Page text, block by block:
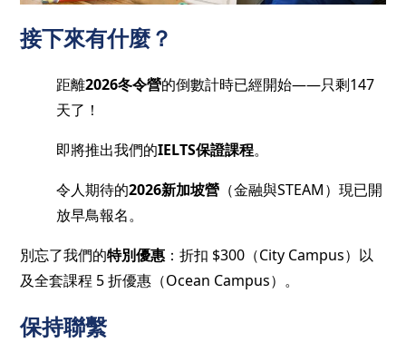
接下來有什麼？
距離2026冬令營的倒數計時已經開始——只剩147
天了！
即將推出我們的IELTS保證課程。
令人期待的2026新加坡營 （金融與STEAM）現已開
放早鳥報名。
別忘了我們的特別優惠 ：折扣 $300（City Campus）以
及全套課程 5 折優惠（Ocean Campus）。
保持聯繫